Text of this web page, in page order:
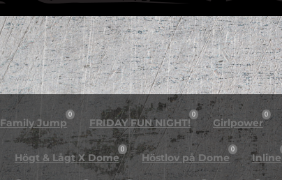
Family Jump
0
FRIDAY FUN NIGHT!
0
Girlpower
0
Högt & Lågt X Dome
0
Höstlov på Dome
0
Inline